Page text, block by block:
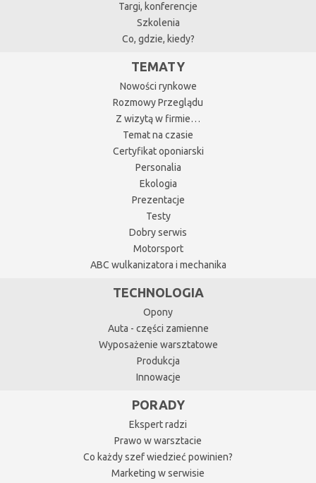
Targi, konferencje
Szkolenia
Co, gdzie, kiedy?
TEMATY
Nowości rynkowe
Rozmowy Przeglądu
Z wizytą w firmie…
Temat na czasie
Certyfikat oponiarski
Personalia
Ekologia
Prezentacje
Testy
Dobry serwis
Motorsport
ABC wulkanizatora i mechanika
TECHNOLOGIA
Opony
Auta - części zamienne
Wyposażenie warsztatowe
Produkcja
Innowacje
PORADY
Ekspert radzi
Prawo w warsztacie
Co każdy szef wiedzieć powinien?
Marketing w serwisie